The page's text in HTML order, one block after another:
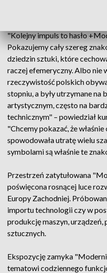
"Kolejny impuls to hasło
Pokazujemy cały szereg
dziedzin sztuki, które
raczej efemeryczny. Albo nie
rzeczywistość polskich
stopniu, a były utrzymane
artystycznym, często na
technicznym" – powiedział
"Chcemy pokazać, że
spowodowała utratę wielu
symbolami są właśnie te
Przestrzeń zatytułowana
poświęcona rosnącej luce
Europy Zachodniej.
importu technologii czy w
produkcję maszyn,
sztucznych.
Ekspozycję zamyka
tematowi codziennego